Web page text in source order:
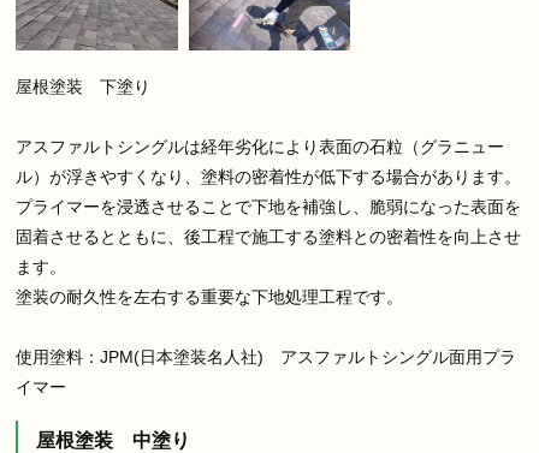
屋根塗装 下塗り
アスファルトシングルは経年劣化により表面の石粒（グラニュー
ル）が浮きやすくなり、塗料の密着性が低下する場合があります。
プライマーを浸透させることで下地を補強し、脆弱になった表面を
固着させるとともに、後工程で施工する塗料との密着性を向上させ
ます。
塗装の耐久性を左右する重要な下地処理工程です。
使用塗料：JPM(日本塗装名人社) アスファルトシングル面用プラ
イマー
屋根塗装 中塗り